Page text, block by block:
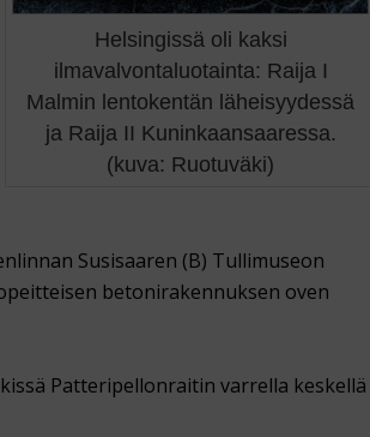
Helsingissä oli kaksi
ilmavalvontaluotainta: Raija I
Malmin lentokentän läheisyydessä
ja Raija II Kuninkaansaaressa.
(kuva: Ruotuväki)
Susisaaren (B) Tullimuseon
betonirakennuksen oven
Patteripellonraitin varrella keskellä